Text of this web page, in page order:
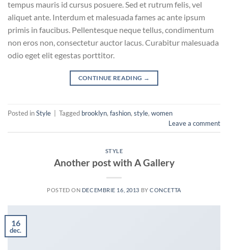
tempus mauris id cursus posuere. Sed et rutrum felis, vel
aliquet ante. Interdum et malesuada fames ac ante ipsum
primis in faucibus. Pellentesque neque tellus, condimentum
non eros non, consectetur auctor lacus. Curabitur malesuada
odio eget elit egestas porttitor.
CONTINUE READING →
Posted inStyle Tagged brooklyn, fashion, style, women
Leave a comment
STYLE
Another post with A Gallery
POSTED ON DECEMBRIE 16, 2013 BYCONCETTA
16
dec.